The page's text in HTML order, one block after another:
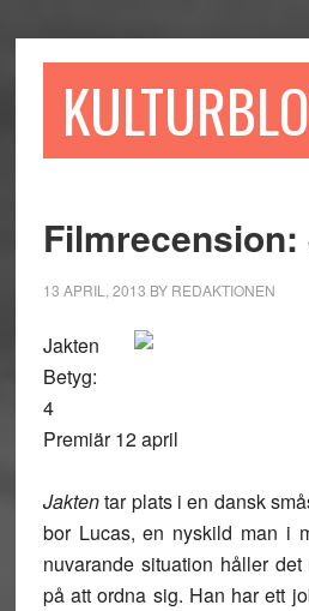
till
till
sidofältet
till
13 APRIL, 2013 BY REDAKTIONEN
Jakten
Betyg:
4
Premiär 12 april
Jaktentar plats i en dansk
bor Lucas, en nyskild man i
nuvarande situation håller
på att ordna sig. Han har ett